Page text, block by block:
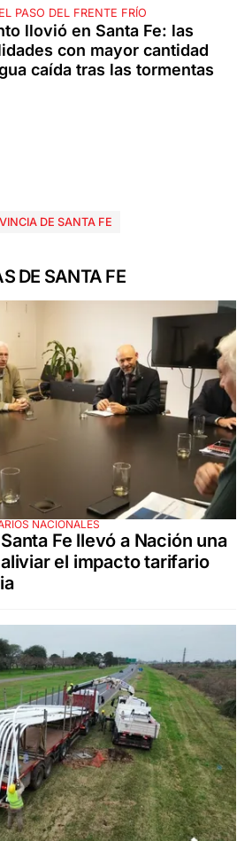
PASO DEL FRENTE FRÍO
llovió en Santa Fe: las
con mayor cantidad
caída tras las tormentas
DE SANTA FE
DE SANTA FE
NACIONALES
Fe llevó a Nación una
el impacto tarifario